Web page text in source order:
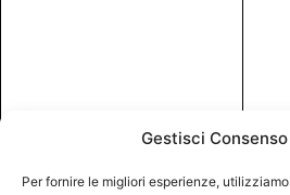
Gestisci
Per fornire le migliori esperienze,